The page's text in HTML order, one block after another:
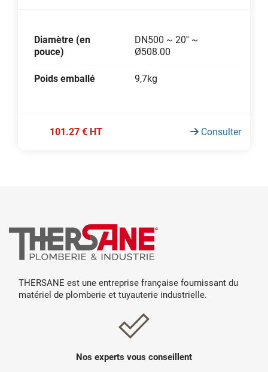
Diamètre (en
pouce)
DN500 ~ 20'' ~
Ø508.00
Poids emballé 9,7kg
101.27 € HT Consulter
THERSANE est une entreprise française fournissant du
matériel de plomberie et tuyauterie industrielle.
Nos experts vous conseillent